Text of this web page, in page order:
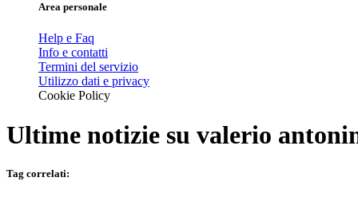
Area personale
Help e Faq
Info e contatti
Termini del servizio
Utilizzo dati e privacy
Cookie Policy
Ultime notizie su valerio
Tag correlati: